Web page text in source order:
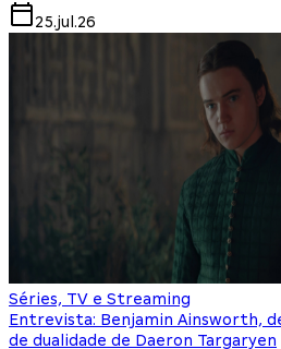
25.jul.26
Séries, TV e Streaming
Entrevista: Benjamin Ainsworth,
de dualidade de Daeron Targaryen